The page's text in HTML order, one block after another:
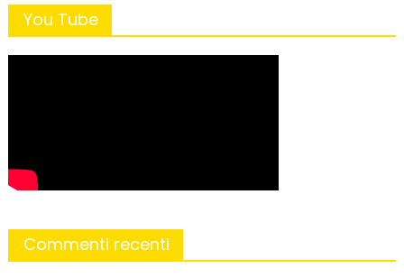
You Tube
Commenti recenti